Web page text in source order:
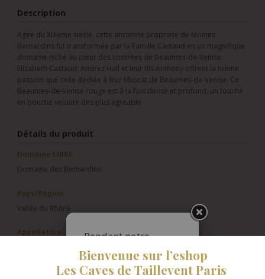
Bienvenue sur l’eshop
Les Caves de Taillevent Paris
Description
Agée du XIXème siècle, cette ancienne propriété de Moines
Bernardins fut transformée par la Famille Castaud en un magnifique
domaine niché au cœur des contrées de Beaumes-de-Venise.
Elizabeth Castaud, Andrez Hall et leur fils Anthony offrent la même
passion que celle dédiée à leur Muscat de Beaumes-de-Venise. Ce
Beaumes-de-Venise rouge est à la fois dense et profond, un touché
en bouche velouté des plus agréable.
Détails du produit
Domaine LIBRE
Domaine des Bernardins
Pays/Région
Vallée du Rhône
Appellation
Pendant notre
fermeture estivale,
vous pouvez
continuer à passer